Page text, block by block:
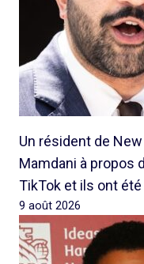
Un résident de
Mamdani à propos
TikTok et ils ont
9 août 2026